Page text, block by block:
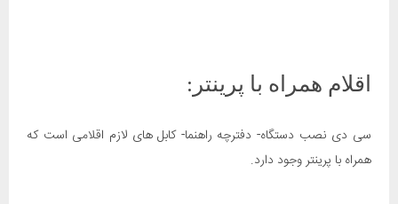
اقلام همراه با پرینتر:
سی دی نصب دستگاه- دفترچه راهنما- کابل های لازم اقلامی است که
همراه با پرینتر وجود دارد.